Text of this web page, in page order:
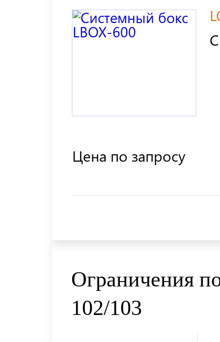
Цена по запросу
Ограничения
102/103